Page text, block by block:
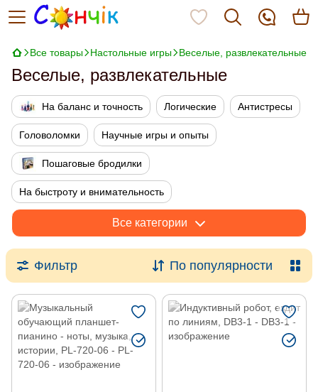
Все товары Настольные игры Веселые, развлекательные
Веселые, развлекательные
На баланс и точность Логические Антистресы
Головоломки Научные игры и опыты
Пошаговые бродилки
На быстроту и внимательность
Веселые, развлекательныеВсе категории
Фильтр По популярности